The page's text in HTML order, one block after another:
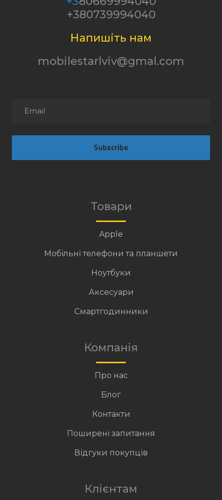
+380739994040
Напишіть нам
mobilestarlviv@gmal.com
Subscribe
Товари
Apple
Мобільні телефони та планшети
Ноутбуки
Аксесуари
Смартгодинники
Компанія
Про нас
Блог
Контакти
Поширені запитання
Відгуки покупців
Клієнтам